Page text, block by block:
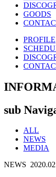
GOODS
PROFILE
sub
ALL
NEWS
MEDIA
NEWS